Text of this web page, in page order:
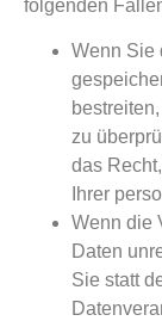
folgenden
Wenn Sie
zu
das
Ihrer
Wenn die
Daten
Sie statt